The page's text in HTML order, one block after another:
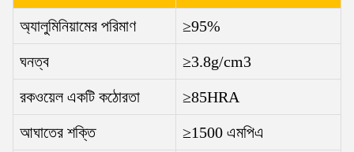
অ্যালুমিনিয়ামের পরিমাণ ≥95%
ঘনত্ব ≥3.8g/cm3
রকওয়েল একটি কঠোরতা ≥85HRA
আঘাতের শক্তি ≥1500 এমপিএ